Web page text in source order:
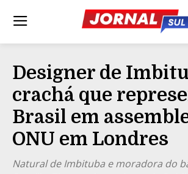
Designer de
crachá que
Brasil em
ONU em Londres
Natural de Imbituba e moradora do